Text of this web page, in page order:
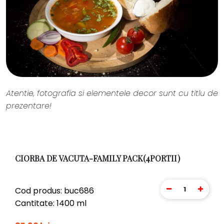
Atentie, fotografia si elementele decor sunt cu titlu de
prezentare!
CIORBA DE VACUTA-FAMILY PACK(4PORTII)
Cod produs: buc686
Cantitate: 1400 ml
1